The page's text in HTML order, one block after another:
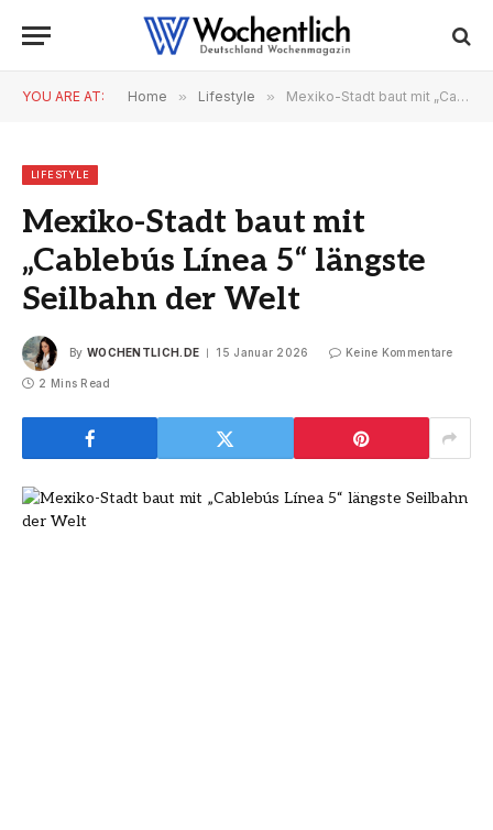
YOU ARE AT: Home » Lifestyle » Mexiko-Stadt baut mit „Cablebús Línea 5“ längste Seilbahn der Welt
LIFESTYLE
Mexiko-Stadt baut mit
„Cablebús Línea 5“ längste
Seilbahn der Welt
By WOCHENTLICH.DE 15 Januar 2026 Keine Kommentare
2 Mins Read